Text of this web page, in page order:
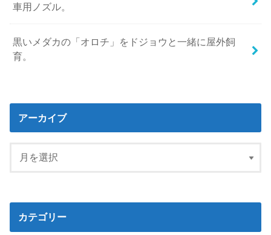
車用ノズル。
黒いメダカの「オロチ」をドジョウと一緒に屋外飼
育。
アーカイブ
カテゴリー